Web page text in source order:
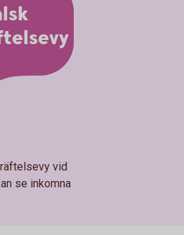
vid
se inkomna